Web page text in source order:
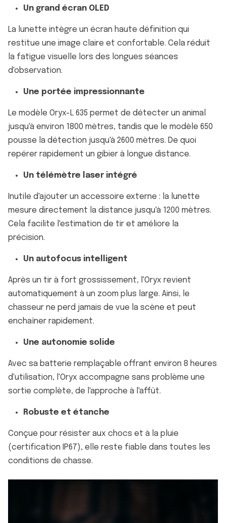
Un grand écran OLED
La lunette intègre un écran haute définition qui
restitue une image claire et confortable. Cela réduit
la fatigue visuelle lors des longues séances
d'observation.
Une portée impressionnante
Le modèle Oryx-L 635 permet de détecter un animal
jusqu'à environ 1800 mètres, tandis que le modèle 650
pousse la détection jusqu'à 2600 mètres. De quoi
repérer rapidement un gibier à longue distance.
Un télémètre laser intégré
Inutile d'ajouter un accessoire externe : la lunette
mesure directement la distance jusqu'à 1200 mètres.
Cela facilite l'estimation de tir et améliore la
précision.
Un autofocus intelligent
Après un tir à fort grossissement, l'Oryx revient
automatiquement à un zoom plus large. Ainsi, le
chasseur ne perd jamais de vue la scène et peut
enchaîner rapidement.
Une autonomie solide
Avec sa batterie remplaçable offrant environ 8 heures
d'utilisation, l'Oryx accompagne sans problème une
sortie complète, de l'approche à l'affût.
Robuste et étanche
Conçue pour résister aux chocs et à la pluie
(certification IP67), elle reste fiable dans toutes les
conditions de chasse.